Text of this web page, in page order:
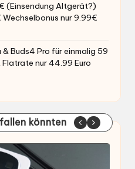
(Einsendung Altgerät?)
nur 9.99€
Buds4 Pro für einmalig 59
nur 44.99 Euro
könnten